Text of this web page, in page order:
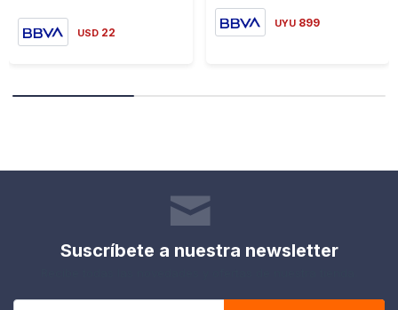
USD 22
UYU 899
Suscríbete a nuestra newsletter